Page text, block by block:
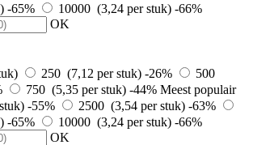
-65% 10000 (3,24 per stuk) -66%
OK
250 (7,12 per stuk) -26%
500
750 (5,35 per stuk) -44% Meest populair
-55% 2500 (3,54 per stuk) -63%
-65% 10000 (3,24 per stuk) -66%
OK